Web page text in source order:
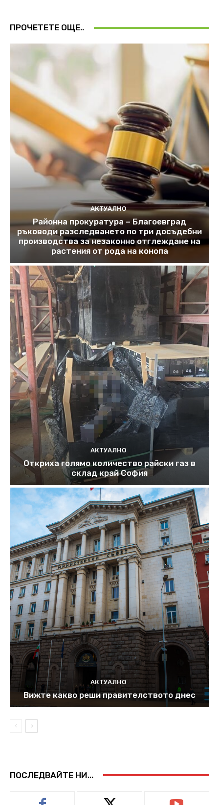
ПРОЧЕТЕТЕ ОЩЕ..
АКТУАЛНО
Районна прокуратура – Благоевград
ръководи разследването по три досъдебни
производства за незаконно отглеждане на
растения от рода на конопа
АКТУАЛНО
Откриха голямо количество райски газ в
склад край София
АКТУАЛНО
Вижте какво реши правителството днес
ПОСЛЕДВАЙТЕ НИ...